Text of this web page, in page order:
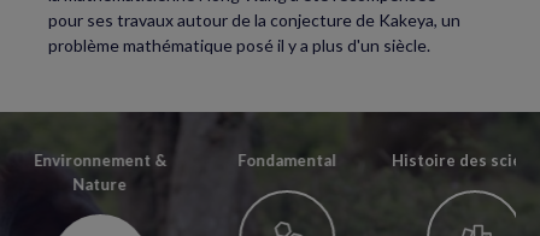
pour ses travaux autour de la conjecture de Kakeya, un
problème mathématique posé il y a plus d'un siècle.
Environnement &
Nature
Fondamental Histoire des